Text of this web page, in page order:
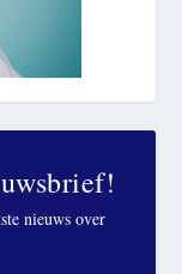
nieuws over